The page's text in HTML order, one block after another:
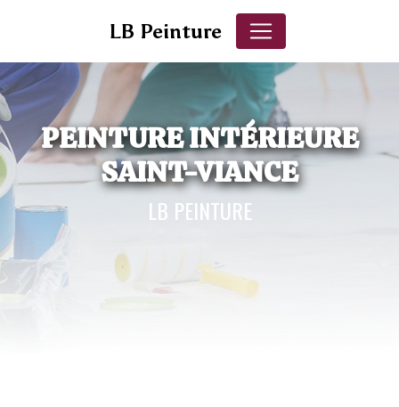
LB Peinture
PEINTURE INTÉRIEURE
SAINT-VIANCE
LB PEINTURE